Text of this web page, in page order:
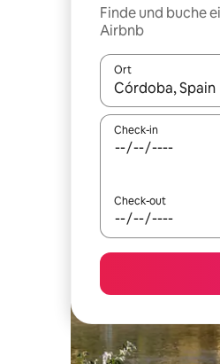
Finde und buche
Airbnb
Ort
Wenn Ergebnisse
Check-in
Check-out